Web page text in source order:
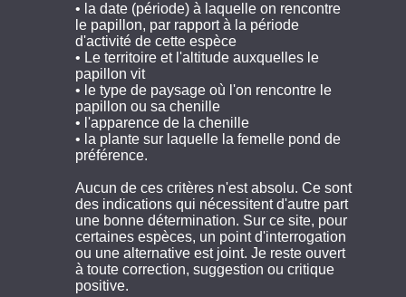
• la date (période) à laquelle on rencontre
le papillon, par rapport à la période
d'activité de cette espèce
• Le territoire et l'altitude auxquelles le
papillon vit
• le type de paysage où l'on rencontre le
papillon ou sa chenille
• l'apparence de la chenille
• la plante sur laquelle la femelle pond de
préférence.
Aucun de ces critères n'est absolu. Ce sont
des indications qui nécessitent d'autre part
une bonne détermination. Sur ce site, pour
certaines espèces, un point d'interrogation
ou une alternative est joint. Je reste ouvert
à toute correction, suggestion ou critique
positive.